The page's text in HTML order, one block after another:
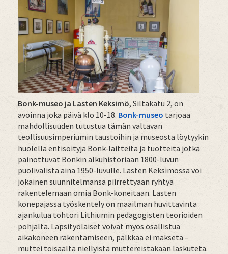
Bonk-museo ja Lasten Keksimö, Siltakatu 2, on
avoinna joka päivä klo 10-18. Bonk-museo tarjoaa
mahdollisuuden tutustua tämän valtavan
teollisuusimperiumin taustoihin ja museosta löytyykin
huolella entisöityjä Bonk-laitteita ja tuotteita jotka
painottuvat Bonkin alkuhistoriaan 1800-luvun
puolivälistä aina 1950-luvulle. Lasten Keksimössä voi
jokainen suunnitelmansa piirrettyään ryhtyä
rakentelemaan omia Bonk-koneitaan. Lasten
konepajassa työskentely on maailman huvittavinta
ajankulua tohtori Lithiumin pedagogisten teorioiden
pohjalta. Lapsityöläiset voivat myös osallistua
aikakoneen rakentamiseen, palkkaa ei makseta –
muttei toisaalta niellyistä muttereistakaan laskuteta.